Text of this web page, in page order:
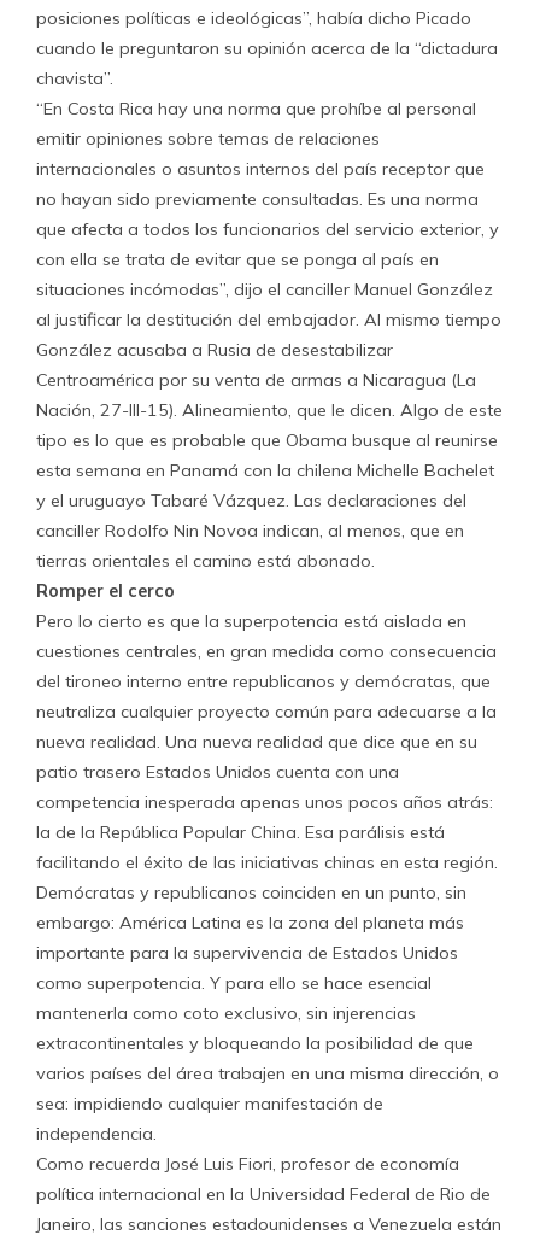
posiciones políticas e ideológicas”, había dicho Picado
cuando le preguntaron su opinión acerca de la “dictadura
chavista”.
“En Costa Rica hay una norma que prohíbe al personal
emitir opiniones sobre temas de relaciones
internacionales o asuntos internos del país receptor que
no hayan sido previamente consultadas. Es una norma
que afecta a todos los funcionarios del servicio exterior, y
con ella se trata de evitar que se ponga al país en
situaciones incómodas”, dijo el canciller Manuel González
al justificar la destitución del embajador. Al mismo tiempo
González acusaba a Rusia de desestabilizar
Centroamérica por su venta de armas a Nicaragua (La
Nación, 27-III-15). Alineamiento, que le dicen. Algo de este
tipo es lo que es probable que Obama busque al reunirse
esta semana en Panamá con la chilena Michelle Bachelet
y el uruguayo Tabaré Vázquez. Las declaraciones del
canciller Rodolfo Nin Novoa indican, al menos, que en
tierras orientales el camino está abonado.
Romper el cerco
Pero lo cierto es que la superpotencia está aislada en
cuestiones centrales, en gran medida como consecuencia
del tironeo interno entre republicanos y demócratas, que
neutraliza cualquier proyecto común para adecuarse a la
nueva realidad. Una nueva realidad que dice que en su
patio trasero Estados Unidos cuenta con una
competencia inesperada apenas unos pocos años atrás:
la de la República Popular China. Esa parálisis está
facilitando el éxito de las iniciativas chinas en esta región.
Demócratas y republicanos coinciden en un punto, sin
embargo: América Latina es la zona del planeta más
importante para la supervivencia de Estados Unidos
como superpotencia. Y para ello se hace esencial
mantenerla como coto exclusivo, sin injerencias
extracontinentales y bloqueando la posibilidad de que
varios países del área trabajen en una misma dirección, o
sea: impidiendo cualquier manifestación de
independencia.
Como recuerda José Luis Fiori, profesor de economía
política internacional en la Universidad Federal de Rio de
Janeiro, las sanciones estadounidenses a Venezuela están